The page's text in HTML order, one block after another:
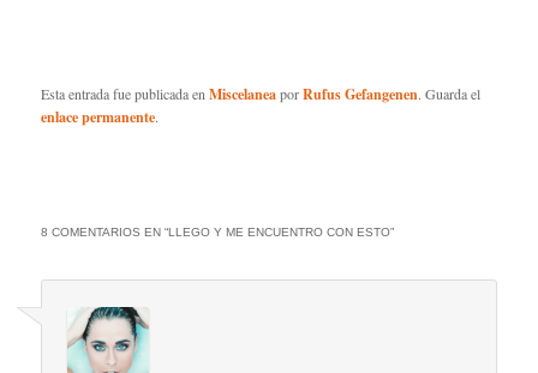
Esta entrada fue publicada enMiscelaneaporRufus Gefangenen. Guarda el
enlace permanente.
8 COMENTARIOS EN “LLEGO Y ME ENCUENTRO CON ESTO”